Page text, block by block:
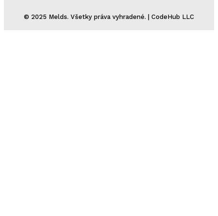
© 2025 Melds. Všetky práva vyhradené. | CodeHub LLC